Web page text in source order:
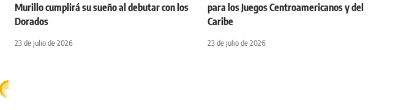
Murillo cumplirá su sueño al debutar con los
Dorados
23 de julio de 2026
para los Juegos Centroamericanos y del
Caribe
23 de julio de 2026